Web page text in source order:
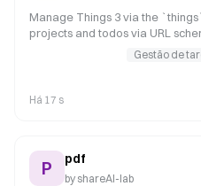
Manage Things 3 via the
projects and todos via URL
local Things database). Use
a task to Things, list inbox/
Gestão de
Há 17 s
P pdf
by shareAI-lab